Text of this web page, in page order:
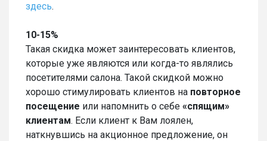
здесь.
10-15%
Такая скидка может заинтересовать клиентов,
которые уже являются или когда-то являлись
посетителями салона. Такой скидкой можно
хорошо стимулировать клиентов на повторное
посещение или напомнить о себе «спящим»
клиентам. Если клиент к Вам лоялен,
наткнувшись на акционное предложение, он